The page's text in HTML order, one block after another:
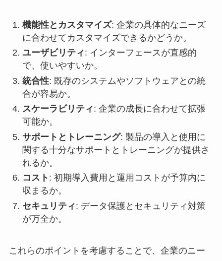
機能性とカスタマイズ: 企業の具体的なニーズ
に合わせてカスタマイズできるかどうか。
ユーザビリティ: インターフェースが直感的
で、使いやすいか。
統合性: 既存のシステムやソフトウェアとの統
合が容易か。
スケーラビリティ: 企業の成長に合わせて拡張
可能か。
サポートとトレーニング: 製品の導入と使用に
関する十分なサポートとトレーニングが提供さ
れるか。
コスト : 初期導入費用と運用コストが予算内に
収まるか。
セキュリティ: データ保護とセキュリティ対策
が万全か。
これらのポイントを考慮することで、企業のニー